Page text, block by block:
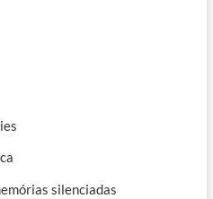
silenciadas